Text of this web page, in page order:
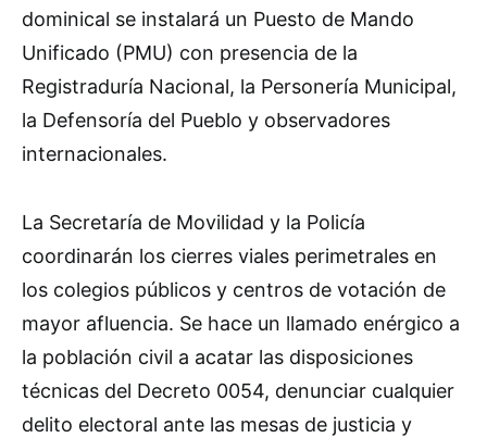
dominical se instalará un Puesto de Mando
Unificado (PMU) con presencia de la
Registraduría Nacional, la Personería Municipal,
la Defensoría del Pueblo y observadores
internacionales.
La Secretaría de Movilidad y la Policía
coordinarán los cierres viales perimetrales en
los colegios públicos y centros de votación de
mayor afluencia. Se hace un llamado enérgico a
la población civil a acatar las disposiciones
técnicas del Decreto 0054, denunciar cualquier
delito electoral ante las mesas de justicia y